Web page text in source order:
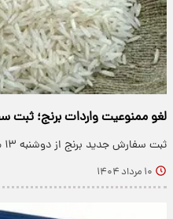
لغو ممنوعیت واردات برنج؛ ثبت
ثبت سفارش جدید برنج از دوشنبه ۱۳ مرداد آغاز می‌شود.
۱۰ مرداد ۱۴۰۴